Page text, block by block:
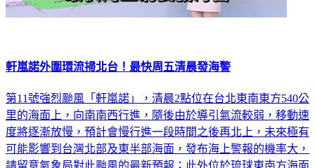
軒嵐諾外圍環流掃北台！最快周五清晨發海警
第11號強烈颱風「軒嵐諾」，清晨2點位在台北東南東方540公
里的海面上，向南南西行進，隨後由於導引氣流較弱，移動速
度將逐漸放慢，預計會慢行進一段時間之後再北上，未來極有
可能影響到台灣北部及東半部海面，發布海上警報的機率大，